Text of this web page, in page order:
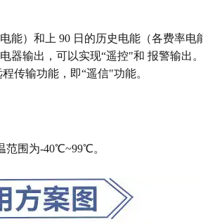
能）和上 90 日的历史电能（各费率电
器输出，可以实现“遥控"和 报警输出
传输功能，即“遥信"功能。
范围为-40℃~99℃。